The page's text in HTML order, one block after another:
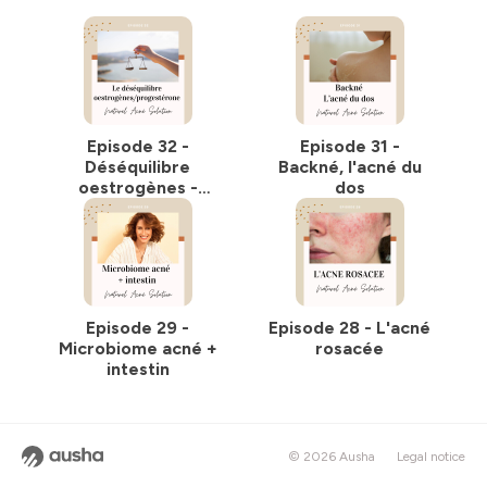
Episode 32 -
Déséquilibre
oestrogènes -
progestérone
Episode 31 -
Backné, l'acné du
dos
Episode 29 -
Microbiome acné +
intestin
Episode 28 - L'acné
rosacée
© 2026 Ausha Legal notice